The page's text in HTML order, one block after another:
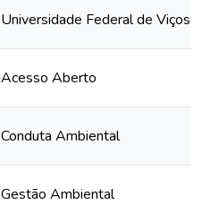
Universidade Federal de Viçosa
Acesso Aberto
Conduta Ambiental
Gestão Ambiental